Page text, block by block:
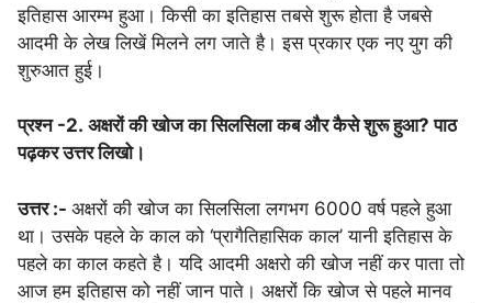
इतिहास आरम्भ हुआ। किसी का इतिहास तबसे शुरू होता है जबसे
आदमी के लेख लिखें मिलने लग जाते है। इस प्रकार एक नए युग की
शुरुआत हुई।
प्रश्न -2. अक्षरों की खोज का सिलसिला कब और कैसे शुरू हुआ? पाठ
पढ़कर उत्तर लिखो।
उत्तर :- अक्षरों की खोज का सिलसिला लगभग 6000 वर्ष पहले हुआ
था। उसके पहले के काल को ‘प्रागैतिहासिक काल’ यानी इतिहास के
पहले का काल कहते है। यदि आदमी अक्षरो की खोज नहीं कर पाता तो
आज हम इतिहास को नहीं जान पाते। अक्षरों कि खोज से पहले मानव